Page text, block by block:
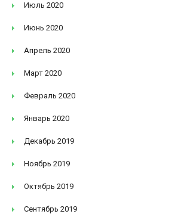
Июль 2020
Июнь 2020
Апрель 2020
Март 2020
Февраль 2020
Январь 2020
Декабрь 2019
Ноябрь 2019
Октябрь 2019
Сентябрь 2019